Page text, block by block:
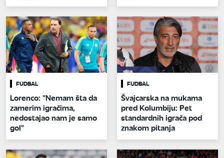
FUDBAL
Lorenco: "Nemam šta da
zamerim igračima,
nedostajao nam je samo
gol"
FUDBAL
Švajcarska na mukama
pred Kolumbiju: Pet
standardnih igrača pod
znakom pitanja